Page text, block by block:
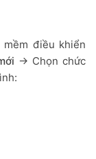
mềm điều khiển
→ Chọn chức